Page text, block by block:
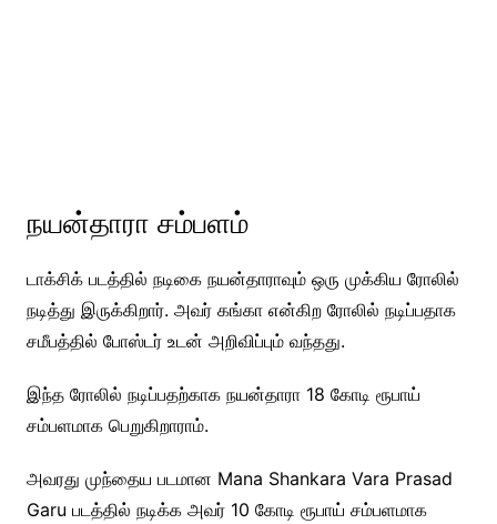
நயன்தாரா சம்பளம்
டாக்சிக் படத்தில் நடிகை நயன்தாராவும் ஒரு முக்கிய ரோலில்
நடித்து இருக்கிறார். அவர் கங்கா என்கிற ரோலில் நடிப்பதாக
சமீபத்தில் போஸ்டர் உடன் அறிவிப்பும் வந்தது.
இந்த ரோலில் நடிப்பதற்காக நயன்தாரா 18 கோடி ரூபாய்
சம்பளமாக பெறுகிறாராம்.
அவரது முந்தைய படமான Mana Shankara Vara Prasad
Garu படத்தில் நடிக்க அவர் 10 கோடி ரூபாய் சம்பளமாக